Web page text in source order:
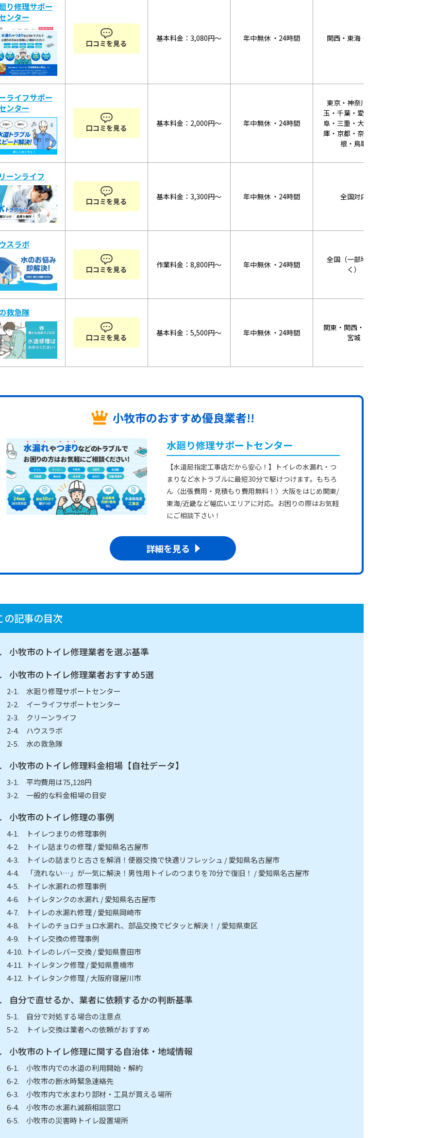
り修理サポー
ンター
口コミを見る
基本料金：3,080円～ 年中無休 ・24時間 関西・東海・関東
ライフサポー
ンター
口コミを見る
基本料金：2,000円～ 年中無休 ・24時間
東京・神奈川・埼
玉・千葉・愛知・岐
阜・三重・大阪・兵
庫・京都・奈良・島
根・鳥取
ーンライフ
口コミを見る
基本料金：3,300円～ 年中無休 ・24時間 全国対応
スラボ
口コミを見る
作業料金：8,800円～ 年中無休 ・24時間
全国（一部地域除
く）
救急隊
口コミを見る
基本料金：5,500円～ 年中無休 ・24時間
関東・関西・東海・
宮城
小牧市のおすすめ優良業者!!
水廻り修理サポートセンター
【水道局指定工事店だから安心！】トイレの水漏れ・つ
まりなど水トラブルに最短30分で駆けつけます。もちろ
ん〈出張費用・見積もり費用無料！〉大阪をはじめ関東/
東海/近畿など幅広いエリアに対応。お困りの際はお気軽
にご相談下さい！
詳細を見る
の記事の目次
小牧市のトイレ修理業者を選ぶ基準
小牧市のトイレ修理業者おすすめ5選
水廻り修理サポートセンター
イーライフサポートセンター
クリーンライフ
ハウスラボ
水の救急隊
小牧市のトイレ修理料金相場【自社データ】
平均費用は75,128円
一般的な料金相場の目安
小牧市のトイレ修理の事例
トイレつまりの修理事例
トイレ詰まりの修理 / 愛知県名古屋市
トイレの詰まりと古さを解消！便器交換で快適リフレッシュ / 愛知県名古屋市
「流れない…」が一気に解決！男性用トイレのつまりを70分で復旧！ / 愛知県名古屋市
トイレ水漏れの修理事例
トイレタンクの水漏れ / 愛知県名古屋市
トイレの水漏れ修理 / 愛知県岡崎市
トイレのチョロチョロ水漏れ、部品交換でピタッと解決！ / 愛知県東区
トイレ交換の修理事例
トイレのレバー交換 / 愛知県豊田市
トイレタンク修理 / 愛知県豊橋市
トイレタンク修理 / 大阪府寝屋川市
自分で直せるか、業者に依頼するかの判断基準
自分で対処する場合の注意点
トイレ交換は業者への依頼がおすすめ
小牧市のトイレ修理に関する自治体・地域情報
小牧市内での水道の利用開始・解約
小牧市の断水時緊急連絡先
小牧市内で水まわり部材・工具が買える場所
小牧市の水漏れ減額相談窓口
小牧市の災害時トイレ設置場所